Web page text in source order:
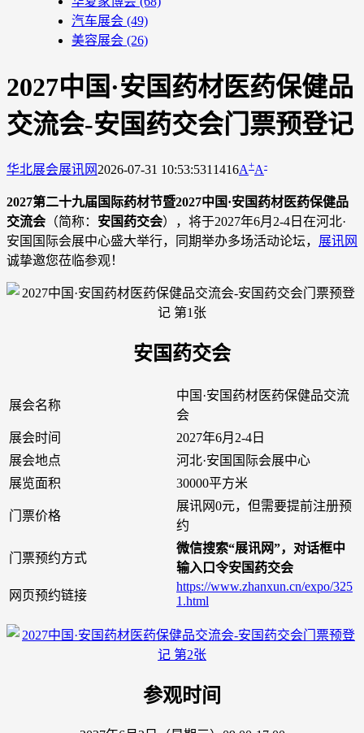
汽车展会 (49)
美容展会 (26)
2027中国·安国药材医药保健品
交流会-安国药交会门票预登记
华北展会展讯网 2026-07-31 10:53:5311416A+A-
2027第二十九届国际药材节暨2027中国·安国药材医药保健品
交流会 （简称： 安国药交会），将于2027年6月2-4日在河北·
安国国际会展中心盛大举行，同期举办多场活动论坛， 展讯网
诚挚邀您莅临参观！
安国药交会
展会名称
中国·安国药材医药保健品交流
会
展会时间
2027年6月2-4日
展会地点
河北·安国国际会展中心
展览面积
30000平方米
门票价格
展讯网0元，但需要提前注册预
约
门票预约方式
微信搜索“展讯网”，对话框中
输入口令安国药交会
网页预约链接
https://www.zhanxun.cn/expo/325
1.html
参观时间